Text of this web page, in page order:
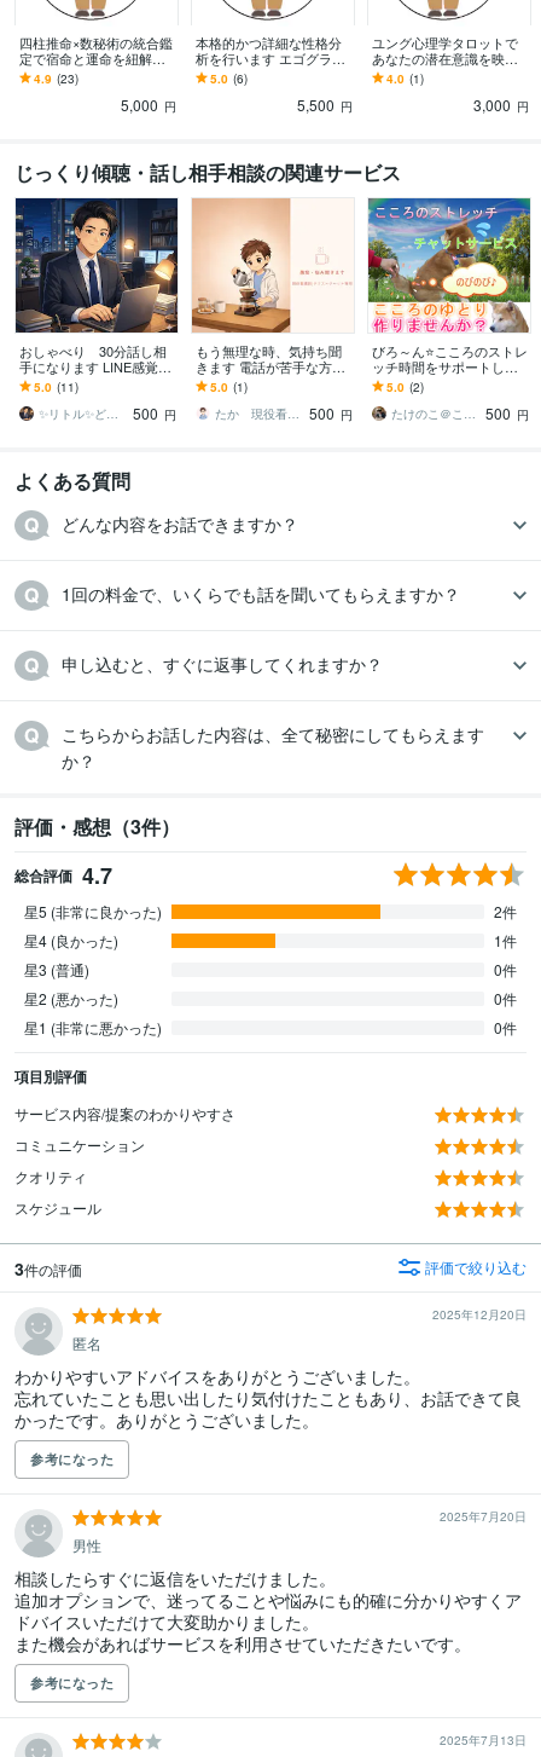
四柱推命×数秘術の統合鑑
定で宿命と運命を紐解き
ます 四柱推命×数秘術で紐
解く、あなたが今世で輝
くための絶対ルール
4.9 (23)
5,000 円
本格的かつ詳細な性格分
析を行います エゴグラム
と独自分析で本格的かつ
詳細な性格分析を行いま
5.0 (6)
5,500 円
ユング心理学タロットで
あなたの潜在意識を映し
ます 脳内のモヤモヤを言
語化し、進むべき道を明
4.0 (1)
3,000 円
じっくり傾聴・話し相手相談の関連サービス
おしゃべり 30分話し相
手になります LINE感覚
【悩み 相談 愚痴 雑
談 のろけ】
5.0 (11)
✨リトル✨どうする家
500 円
もう無理な時、気持ち聞
きます 電話が苦手な方も
安心｜24時間チャット相
談
5.0 (1)
たか 現役看護師
500 円
びろ～ん⭐️こころのストレ
ッチ時間をサポートしま
す 頭の中がグルグル⭐️チ
ャットで”こころのゆと
り”作りましょ♪
5.0 (2)
たけのこ＠こころの地図屋
500 円
よくある質問
どんな内容をお話できますか？
1回の料金で、いくらでも話を聞いてもらえますか？
申し込むと、すぐに返事してくれますか？
こちらからお話した内容は、全て秘密にしてもらえます
か？
評価・感想（3件）
総合評価 4.7
星5 (非常に良かった)
2件
星4 (良かった)
1件
星3 (普通)
0件
星2 (悪かった)
0件
星1 (非常に悪かった)
0件
項目別評価
サービス内容/提案のわかりやすさ
コミュニケーション
クオリティ
スケジュール
3件の評価 評価で絞り込む
2025年12月20日
匿名
わかりやすいアドバイスをありがとうございました。
忘れていたことも思い出したり気付けたこともあり、お話できて良
かったです。ありがとうございました。
参考になった
2025年7月20日
男性
相談したらすぐに返信をいただけました。
追加オプションで、迷ってることや悩みにも的確に分かりやすくア
ドバイスいただけて大変助かりました。
また機会があればサービスを利用させていただきたいです。
参考になった
2025年7月13日